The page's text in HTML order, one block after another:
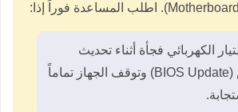
الكهربائي فجأة أثناء تحديث
البايوس (BIOS Update) وتوقف الجهاز تماماً